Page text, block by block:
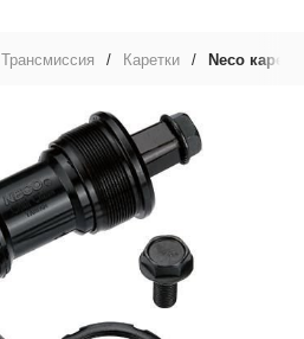
Трансмиссия / Каретки / Neco